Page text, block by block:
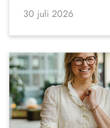
30 juli 2026